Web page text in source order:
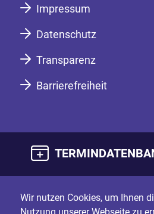
Impressum
Datenschutz
Transparenz
Barrierefreiheit
Wir nutzen Cookies, um Ihnen
Nutzung unserer Webseite zu